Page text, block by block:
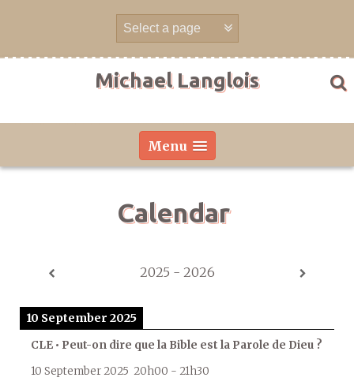
Michael Langlois
Menu
Calendar
2025 - 2026
10 September 2025
CLE • Peut-on dire que la Bible est la Parole de Dieu ?
10 September 2025 20h00 - 21h30